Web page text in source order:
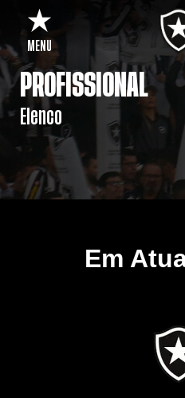
MENU
PROFISSIONAL
Elenco
Em